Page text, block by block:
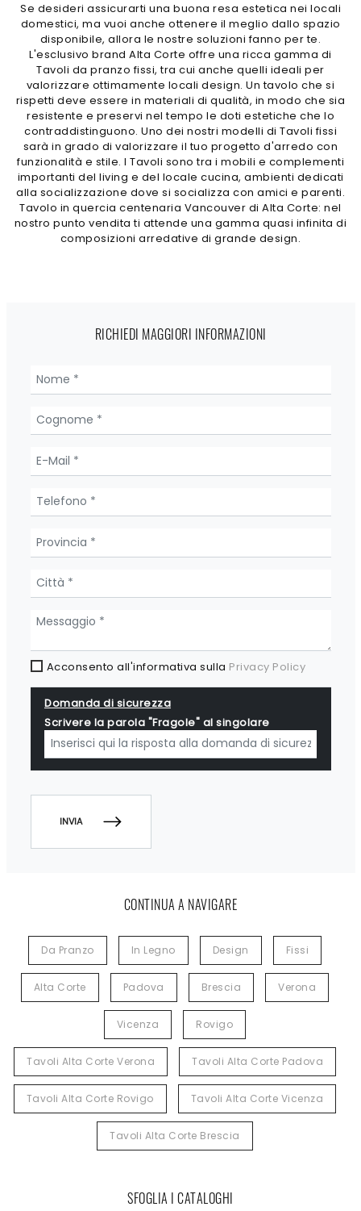
Se desideri assicurarti una buona resa estetica nei locali
domestici, ma vuoi anche ottenere il meglio dallo spazio
disponibile, allora le nostre soluzioni fanno per te.
L'esclusivo brand Alta Corte offre una ricca gamma di
Tavoli da pranzo fissi, tra cui anche quelli ideali per
valorizzare ottimamente locali design. Un tavolo che si
rispetti deve essere in materiali di qualità, in modo che sia
resistente e preservi nel tempo le doti estetiche che lo
contraddistinguono. Uno dei nostri modelli di Tavoli fissi
sarà in grado di valorizzare il tuo progetto d'arredo con
funzionalità e stile. I Tavoli sono tra i mobili e complementi
importanti del living e del locale cucina, ambienti dedicati
alla socializzazione dove si socializza con amici e parenti.
Tavolo in quercia centenaria Vancouver di Alta Corte: nel
nostro punto vendita ti attende una gamma quasi infinita di
composizioni arredative di grande design.
CONTINUA A NAVIGARE
Da Pranzo In Legno Design Fissi
Alta Corte Padova Brescia Verona
Vicenza Rovigo
Tavoli Alta Corte Verona Tavoli Alta Corte Padova
Tavoli Alta Corte Rovigo Tavoli Alta Corte Vicenza
Tavoli Alta Corte Brescia
SFOGLIA I CATALOGHI
RICHIEDI MAGGIORI INFORMAZIONI
Acconsento all'informativa sulla Privacy Policy
Domanda di sicurezza
Scrivere la parola "Fragole" al singolare
INVIA